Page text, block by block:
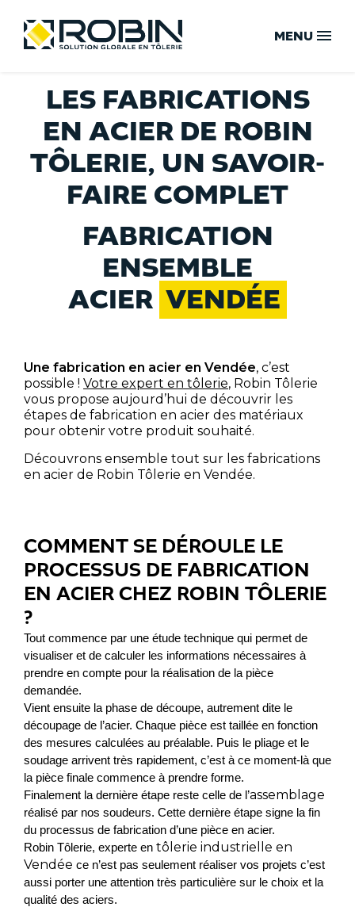
content
MENU
ACCUEIL
NOTRE SAVOIR-FAIRE
VOTRE SOLUTION GLOBALE
NOS ENGAGEMENTS QUALITÉ
NOS SECTEURS D’ACTIVITÉ
CONTACT ET DEVIS
DÉCOUVRIR LA VIDÉO
TÉLÉCHARGER LA
LES FABRICATIONS
EN ACIER DE ROBIN
TÔLERIE, UN SAVOIR-
FAIRE COMPLET
FABRICATION
ENSEMBLE
ACIER VENDÉE
Une fabrication en acier en Vendée, c’est
possible ! Votre expert en tôlerie, Robin Tôlerie
vous propose aujourd’hui de découvrir les
étapes de fabrication en acier des matériaux
pour obtenir votre produit souhaité.
Découvrons ensemble tout sur les fabrications
en acier de Robin Tôlerie en Vendée.
COMMENT SE DÉROULE LE
PROCESSUS DE FABRICATION
EN ACIER CHEZ ROBIN TÔLERIE
?
Tout commence par une étude technique qui permet de
visualiser et de calculer les informations nécessaires à
prendre en compte pour la réalisation de la pièce
demandée.
Vient ensuite la phase de découpe, autrement dite le
découpage de l’acier. Chaque pièce est taillée en fonction
des mesures calculées au préalable. Puis le pliage et le
soudage arrivent très rapidement, c’est à ce moment-là que
la pièce finale commence à prendre forme.
Finalement la dernière étape reste celle de l’assemblage
réalisé par nos soudeurs. Cette dernière étape signe la fin
du processus de fabrication d’une pièce en acier.
Robin Tôlerie, experte en tôlerie industrielle en
Vendée ce n’est pas seulement réaliser vos projets c’est
aussi porter une attention très particulière sur le choix et la
qualité des aciers.